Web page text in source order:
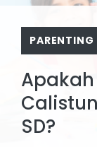
PARENTING
Apakah
SD?